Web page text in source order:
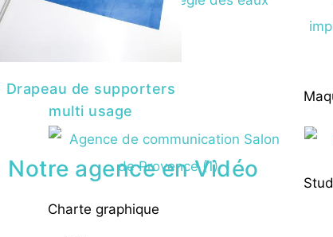
Charte graphique
Drapeau de supporters
multi usage
Notre agence en Vidéo